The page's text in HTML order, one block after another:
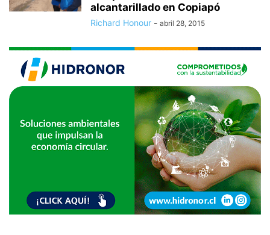
alcantarillado en Copiapó
Richard Honour - abril 28, 2015